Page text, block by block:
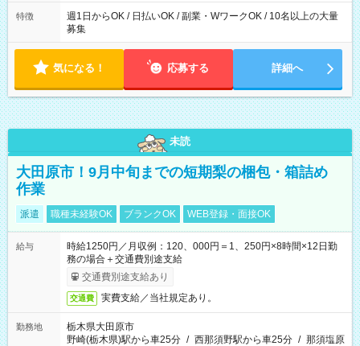
特徴
週1日からOK / 日払いOK / 副業・WワークOK / 10名以上の大量
募集
気になる！ 応募する 詳細へ
未読
大田原市！9月中旬までの短期梨の梱包・箱詰め
作業
派遣 職種未経験OK ブランクOK WEB登録・面接OK
給与
時給1250円／月収例：120、000円＝1、250円×8時間×12日勤
務の場合＋交通費別途支給
交通費別途支給あり
交通費 実費支給／当社規定あり。
勤務地
栃木県大田原市
野崎(栃木県)駅から車25分 / 西那須野駅から車25分 / 那須塩原